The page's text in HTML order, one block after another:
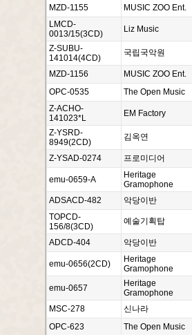
MZD-1155
MUSIC ZOO Ent.
LMCD-
0013/15(3CD)
Liz Music
Z-SUBU-
141014(4CD)
국립국악원
MZD-1156 MUSIC ZOO Ent.
OPC-0535
The Open Music
Z-ACHO-
141023*L
EM Factory
Z-YSRD-
8949(2CD)
김옥연
Z-YSAD-0274 프로미디어
emu-0659-A
Heritage
Gramophone
ADSACD-482 악당이반
TOPCD-
156/8(3CD)
예술기획탑
ADCD-404 악당이반
emu-0656(2CD)
Heritage
Gramophone
emu-0657
Heritage
Gramophone
MSC-278 신나라
OPC-623
The Open Music